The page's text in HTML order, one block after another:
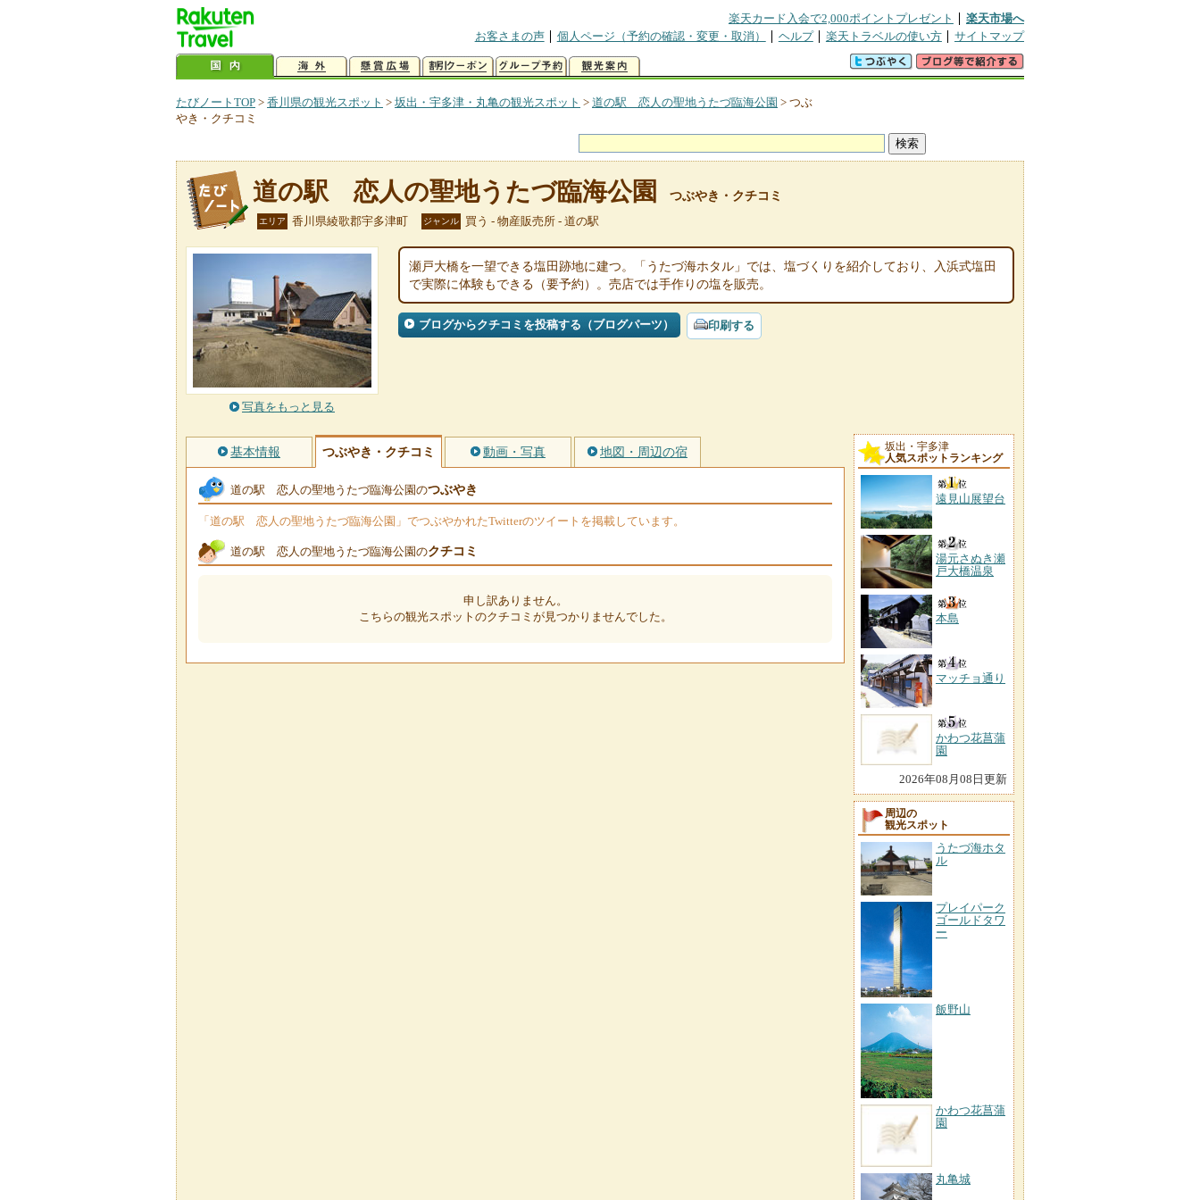
楽天カード入会で2,000ポイントプレゼント
楽天市場へ
お客さまの声
個人ページ（予約の確認・変更・取消） ヘルプ 楽天トラベルの使い方 サイトマップ
たびノートTOP > 香川県の観光スポット > 坂出・宇多津・丸亀の観光スポット > 道の駅 恋人の聖地うたづ臨海公園 > つぶ
やき・クチコミ
道の駅 恋人の聖地うたづ臨海公園 つぶやき・クチコミ
エリア 香川県綾歌郡宇多津町 ジャンル 買う - 物産販売所 - 道の駅
写真をもっと見る
瀬戸大橋を一望できる塩田跡地に建つ。「うたづ海ホタル」では、塩づくりを紹介しており、入浜式塩田
で実際に体験もできる（要予約）。売店では手作りの塩を販売。
ブログからクチコミを投稿する（ブログパーツ） 印刷する
基本情報 つぶやき・クチコミ 動画・写真 地図・周辺の宿
道の駅 恋人の聖地うたづ臨海公園のつぶやき
「道の駅 恋人の聖地うたづ臨海公園」でつぶやかれたTwitterのツイートを掲載しています。
道の駅 恋人の聖地うたづ臨海公園のクチコミ
申し訳ありません。
こちらの観光スポットのクチコミが見つかりませんでした。
坂出・宇多津
人気スポットランキング
遠見山展望台
湯元さぬき瀬
戸大橋温泉
本島
マッチョ通り
かわつ花菖蒲
園
2026年08月08日更新
周辺の
観光スポット
うたづ海ホタ
ル
プレイパーク
ゴールドタワ
ー
飯野山
かわつ花菖蒲
園
丸亀城